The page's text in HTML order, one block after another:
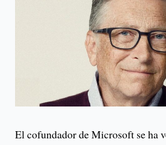
El cofundador de Microsoft se ha